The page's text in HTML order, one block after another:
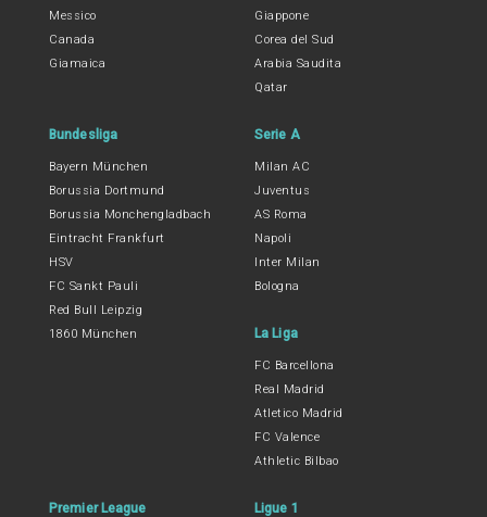
Messico
Canada
Giamaica
Giappone
Corea del Sud
Arabia Saudita
Qatar
Bundesliga
Bayern München
Borussia Dortmund
Borussia Monchengladbach
Eintracht Frankfurt
HSV
FC Sankt Pauli
Red Bull Leipzig
1860 München
Serie A
Milan AC
Juventus
AS Roma
Napoli
Inter Milan
Bologna
La Liga
FC Barcellona
Real Madrid
Atletico Madrid
FC Valence
Athletic Bilbao
Premier League Ligue 1